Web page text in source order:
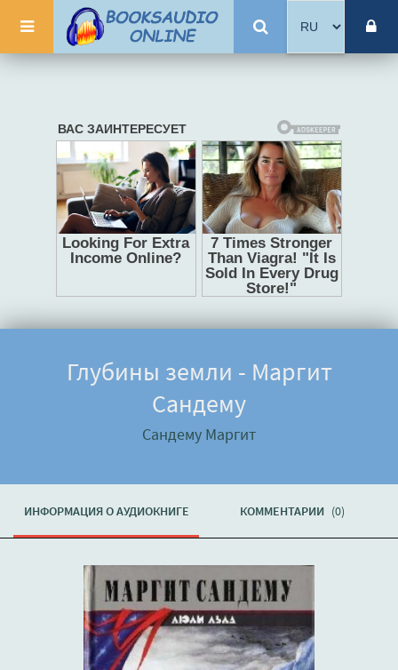
Глубины земли - Маргит
Сандему
Сандему Маргит
ИНФОРМАЦИЯ О АУДИОКНИГЕ КОММЕНТАРИИ (0)